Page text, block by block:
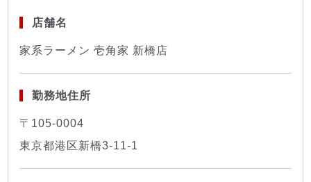
店舗名
家系ラーメン 壱角家 新橋店
勤務地住所
〒105-0004
東京都港区新橋3-11-1